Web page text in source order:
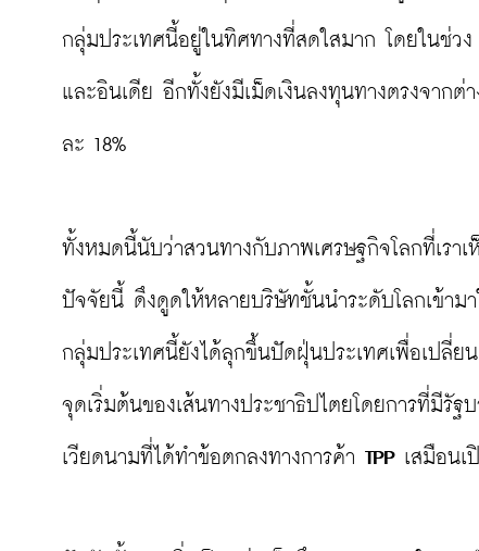
กลุ่มประเทศนี้อยู่ในทิศทางที่สดใสมาก โดยในช่
และอินเดีย อีกทั้งยังมีเม็ดเงินลงทุนทางตรงจาก
ละ 18%
ทั้งหมดนี้นับว่าสวนทางกับภาพเศรษฐกิจโลกที่เร
ปัจจัยนี้ ดึงดูดให้หลายบริษัทชั้นนำระดับโลกเข้า
กลุ่มประเทศนี้ยังได้ลุกขึ้นปัดฝุ่นประเทศเพื่อเปลี่ย
จุดเริ่มต้นของเส้นทางประชาธิปไตยโดยการที่มีรั
เวียดนามที่ได้ทำข้อตกลงทางการค้า TPP เสมือนเ